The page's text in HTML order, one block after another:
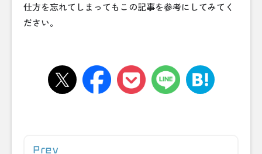
仕方を忘れてしまってもこの記事を参考にしてみてく
ださい。